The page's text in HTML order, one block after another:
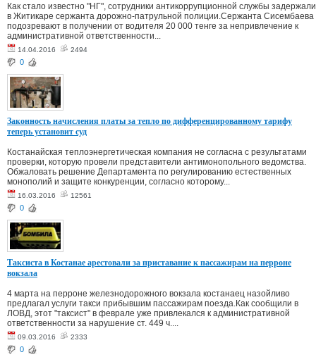
Как стало известно "НГ", сотрудники антикоррупционной службы задержали
в Житикаре сержанта дорожно-патрульной полиции.Сержанта Сисембаева
подозревают в получении от водителя 20 000 тенге за непривлечение к
административной ответственности...
14.04.2016 2494
0
Законность начисления платы за тепло по дифференцированному тарифу
теперь установит суд
Костанайская теплоэнергетическая компания не согласна с результатами
проверки, которую провели представители антимонопольного ведомства.
Обжаловать решение Департамента по регулированию естественных
монополий и защите конкуренции, согласно которому...
16.03.2016 12561
0
Таксиста в Костанае арестовали за приставание к пассажирам на перроне
вокзала
4 марта на перроне железнодорожного вокзала костанаец назойливо
предлагал услуги такси прибывшим пассажирам поезда.Как сообщили в
ЛОВД, этот "таксист" в феврале уже привлекался к административной
ответственности за нарушение ст. 449 ч....
09.03.2016 2333
0